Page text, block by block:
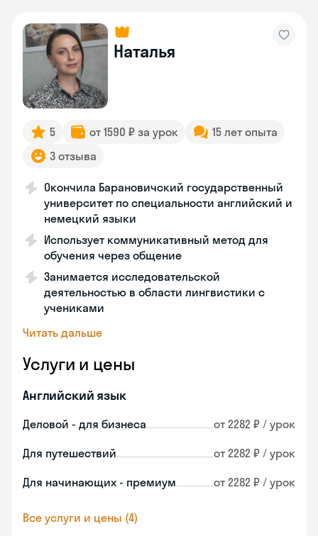
Наталья
5 от 1590 ₽ за урок
15 лет опыта
3 отзыва
Окончила Барановичский государственный
университет по специальности английский и
немецкий языки
Использует коммуникативный метод для
обучения через общение
Занимается исследовательской
деятельностью в области лингвистики с
учениками
Читать дальше
Услуги и цены
Английский язык
Деловой - для бизнеса от 2282 ₽ / урок
Для путешествий от 2282 ₽ / урок
Для начинающих - премиум от 2282 ₽ / урок
Все услуги и цены (4)